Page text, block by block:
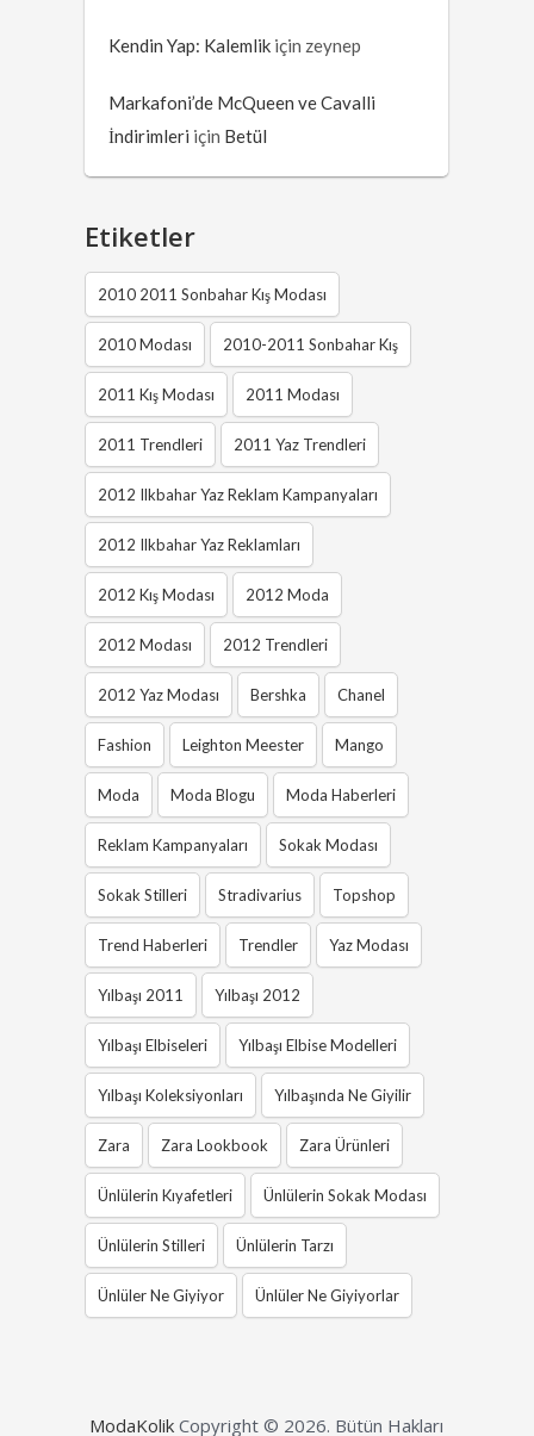
Kendin Yap: Kalemlik için zeynep
Markafoni’de McQueen ve Cavalli
İndirimleri için Betül
Etiketler
2010 2011 Sonbahar Kış Modası
2010 Modası 2010-2011 Sonbahar Kış
2011 Kış Modası 2011 Modası
2011 Trendleri 2011 Yaz Trendleri
2012 Ilkbahar Yaz Reklam Kampanyaları
2012 Ilkbahar Yaz Reklamları
2012 Kış Modası 2012 Moda
2012 Modası 2012 Trendleri
2012 Yaz Modası Bershka Chanel
Fashion Leighton Meester Mango
Moda Moda Blogu Moda Haberleri
Reklam Kampanyaları Sokak Modası
Sokak Stilleri Stradivarius Topshop
Trend Haberleri Trendler Yaz Modası
Yılbaşı 2011 Yılbaşı 2012
Yılbaşı Elbiseleri Yılbaşı Elbise Modelleri
Yılbaşı Koleksiyonları Yılbaşında Ne Giyilir
Zara Zara Lookbook Zara Ürünleri
Ünlülerin Kıyafetleri Ünlülerin Sokak Modası
Ünlülerin Stilleri Ünlülerin Tarzı
Ünlüler Ne Giyiyor Ünlüler Ne Giyiyorlar
ModaKolik Copyright © 2026. Bütün Hakları